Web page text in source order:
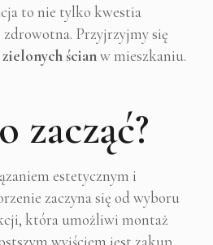
to nie tylko kwestia
Przyjrzyjmy się
ścianw mieszkaniu.
zacząć?
estetycznym i
zaczyna się od wyboru
która umożliwi montaż
wyjściem jest zakup